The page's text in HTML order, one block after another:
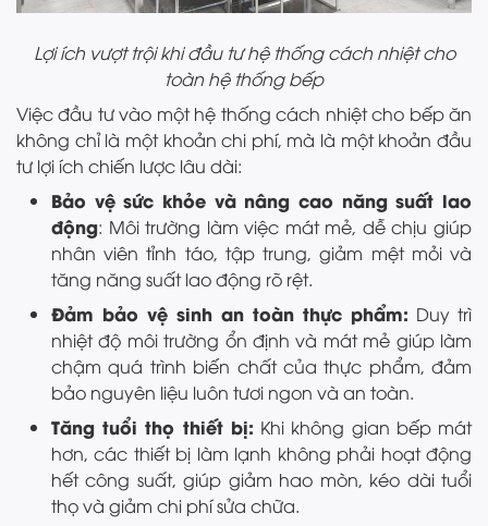
Lợi ích vượt trội khi đầu tư hệ thống cách nhiệt cho
toàn hệ thống bếp
Việc đầu tư vào một hệ thống cách nhiệt cho bếp ăn
không chỉ là một khoản chi phí, mà là một khoản đầu
tư lợi ích chiến lược lâu dài:
Bảo vệ sức khỏe và nâng cao năng suất lao
động: Môi trường làm việc mát mẻ, dễ chịu giúp
nhân viên tỉnh táo, tập trung, giảm mệt mỏi và
tăng năng suất lao động rõ rệt.
Đảm bảo vệ sinh an toàn thực phẩm: Duy trì
nhiệt độ môi trường ổn định và mát mẻ giúp làm
chậm quá trình biến chất của thực phẩm, đảm
bảo nguyên liệu luôn tươi ngon và an toàn.
Tăng tuổi thọ thiết bị: Khi không gian bếp mát
hơn, các thiết bị làm lạnh không phải hoạt động
hết công suất, giúp giảm hao mòn, kéo dài tuổi
thọ và giảm chi phí sửa chữa.